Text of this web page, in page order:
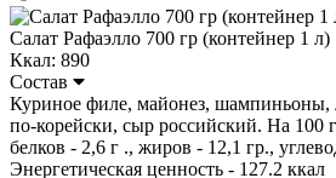
Салат Рафаэлло 700 гр (контейнер 1 л)
Ккал: 890
Состав
Куриное филе, майонез, шампиньоны,
по-корейски, сыр российский. На 100
белков - 2,6 г ., жиров - 12,1 гр.,
Энергетическая ценность - 127.2 ккал